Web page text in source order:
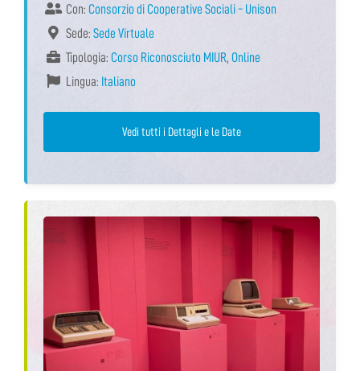
Con: Consorzio di Cooperative Sociali - Unison
Sede: Sede Virtuale
Tipologia: Corso Riconosciuto MIUR, Online
Lingua: Italiano
Vedi tutti i Dettagli e le Date